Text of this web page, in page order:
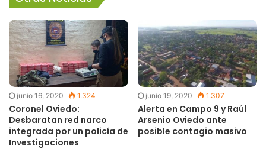
junio 16, 2020 1.324
Coronel Oviedo:
Desbaratan red narco
integrada por un policía de
Investigaciones
junio 19, 2020 1.307
Alerta en Campo 9 y Raúl
Arsenio Oviedo ante
posible contagio masivo